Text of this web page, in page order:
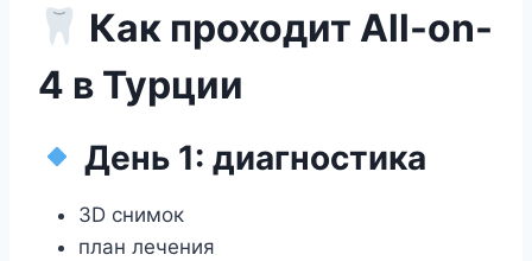
Как проходит All-on-
4 в Турции
День 1: диагностика
3D снимок
план лечения